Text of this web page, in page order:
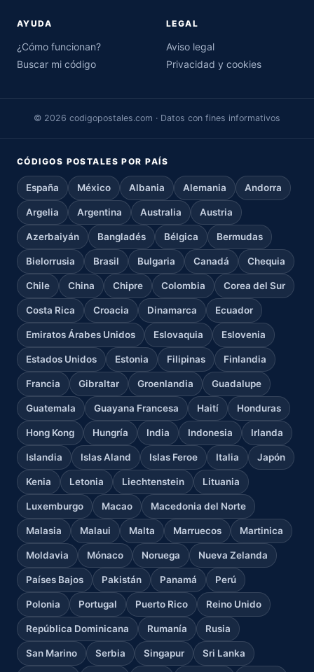
AYUDA
¿Cómo funcionan?
Buscar mi código
LEGAL
Aviso legal
Privacidad y cookies
© 2026 codigopostales.com · Datos con fines informativos
CÓDIGOS POSTALES POR PAÍS
España México Albania Alemania Andorra
Argelia Argentina Australia Austria
Azerbaiyán Bangladés Bélgica Bermudas
Bielorrusia Brasil Bulgaria Canadá Chequia
Chile China Chipre Colombia Corea del Sur
Costa Rica Croacia Dinamarca Ecuador
Emiratos Árabes Unidos Eslovaquia Eslovenia
Estados Unidos Estonia Filipinas Finlandia
Francia Gibraltar Groenlandia Guadalupe
Guatemala Guayana Francesa Haití Honduras
Hong Kong Hungría India Indonesia Irlanda
Islandia Islas Aland Islas Feroe Italia Japón
Kenia Letonia Liechtenstein Lituania
Luxemburgo Macao Macedonia del Norte
Malasia Malaui Malta Marruecos Martinica
Moldavia Mónaco Noruega Nueva Zelanda
Países Bajos Pakistán Panamá Perú
Polonia Portugal Puerto Rico Reino Unido
República Dominicana Rumanía Rusia
San Marino Serbia Singapur Sri Lanka